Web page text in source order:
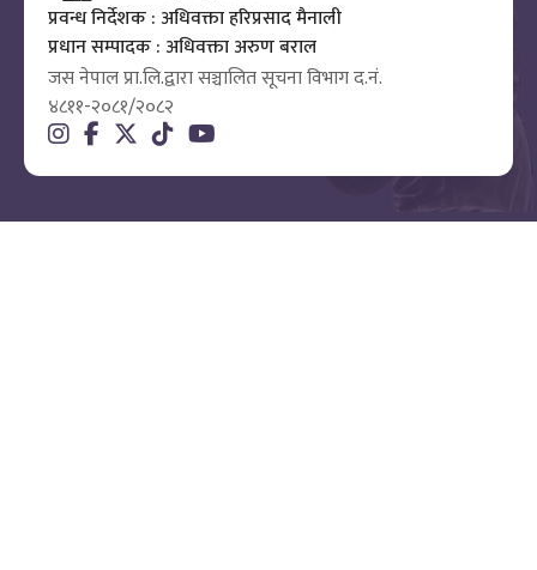
प्रवन्ध निर्देशक : अधिवक्ता हरिप्रसाद मैनाली
प्रधान सम्पादक : अधिवक्ता अरुण बराल
जस नेपाल प्रा.लि.द्वारा सञ्चालित सूचना विभाग द.नं.
४८११-२०८१/२०८२